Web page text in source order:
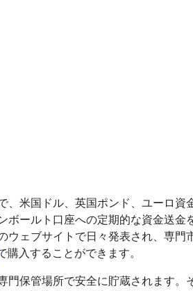
、米国ドル、英国ポンド、ユーロ資
ボールト口座への定期的な資金送金
ェブサイトで日々発表され、専門
購入することができます。
門保管場所で安全に貯蔵されます。